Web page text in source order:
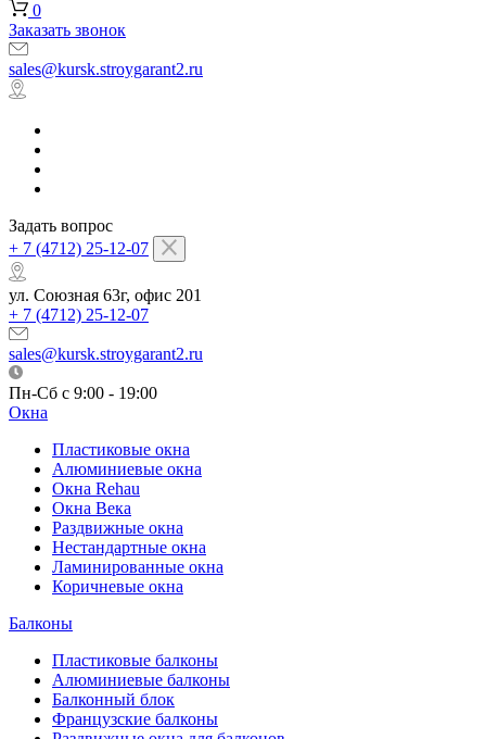
0
Заказать звонок
sales@kursk.stroygarant2.ru
Задать вопрос
+ 7 (4712) 25-12-07
ул. Союзная 63г, офис 201
+ 7 (4712) 25-12-07
sales@kursk.stroygarant2.ru
Пн-Сб с 9:00 - 19:00
Окна
Пластиковые окна
Алюминиевые окна
Окна Rehau
Окна Века
Раздвижные окна
Нестандартные окна
Ламинированные окна
Коричневые окна
Балконы
Пластиковые балконы
Алюминиевые балконы
Балконный блок
Французские балконы